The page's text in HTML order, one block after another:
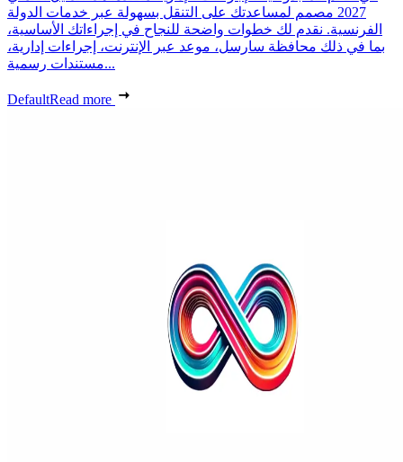
2027 مصمم لمساعدتك على التنقل بسهولة عبر خدمات الدولة
الفرنسية. نقدم لك خطوات واضحة للنجاح في إجراءاتك الأساسية،
بما في ذلك محافظة سارسل، موعد عبر الإنترنت، إجراءات إدارية،
مستندات رسمية...
DefaultRead more